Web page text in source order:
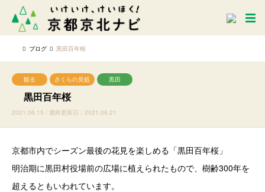
ブログ 黒田百年桜
観る さくらの見処 黒田
黒田百年桜
2021.06.15 / 最終更新日：2021.06.21
京都市内でシーズン最後の花見を楽しめる「黒田百年桜」
明治期に黒田村役場前の広場に植えられたもので、樹齢300年を
超えるともいわれています。